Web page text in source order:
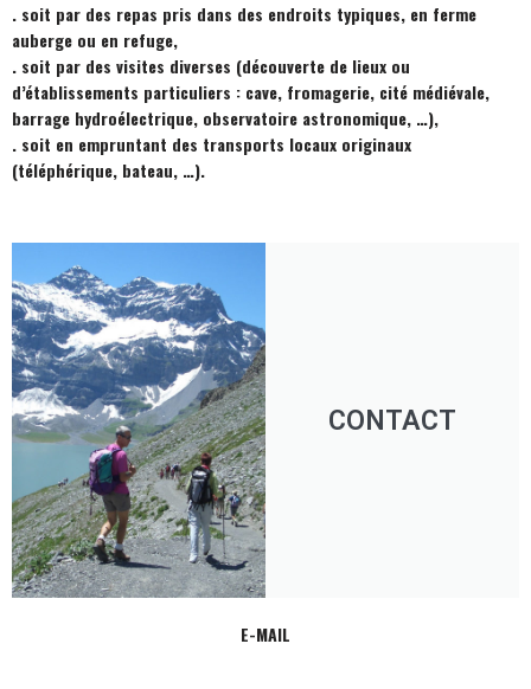
. soit par des repas pris dans des endroits typiques, en ferme
auberge ou en refuge,
. soit par des visites diverses (découverte de lieux ou
d’établissements particuliers : cave, fromagerie, cité médiévale,
barrage hydroélectrique, observatoire astronomique, …),
. soit en empruntant des transports locaux originaux
(téléphérique, bateau, …).
CONTACT
E-MAIL